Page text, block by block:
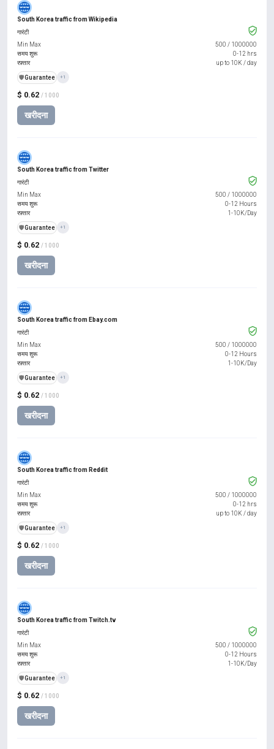
South Korea traffic from Wikipedia
$ 0.62 / 1000
खरीदना
गारंटी
Min Max
500 / 1000000
समय शुरू
0-12 hrs
रफ़्तार
up to 10K / day
️🛡️Guarantee +1
South Korea traffic from Twitter
$ 0.62 / 1000
खरीदना
गारंटी
Min Max
500 / 1000000
समय शुरू
0-12 Hours
रफ़्तार
1-10K/Day
️🛡️Guarantee +1
South Korea traffic from Ebay.com
$ 0.62 / 1000
खरीदना
गारंटी
Min Max
500 / 1000000
समय शुरू
0-12 Hours
रफ़्तार
1-10K/Day
️🛡️Guarantee +1
South Korea traffic from Reddit
$ 0.62 / 1000
खरीदना
गारंटी
Min Max
500 / 1000000
समय शुरू
0-12 hrs
रफ़्तार
up to 10K / day
️🛡️Guarantee +1
South Korea traffic from Twitch.tv
$ 0.62 / 1000
खरीदना
गारंटी
Min Max
500 / 1000000
समय शुरू
0-12 Hours
रफ़्तार
1-10K/Day
️🛡️Guarantee +1